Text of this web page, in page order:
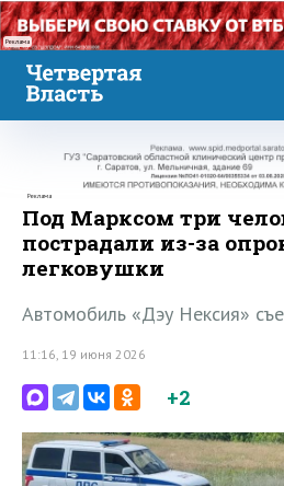
Реклама
Реклама
Под Марксом три
пострадали из-за
легковушки
Автомобиль «Дэу Нексия»
11:16, 19 июня 2026
+2